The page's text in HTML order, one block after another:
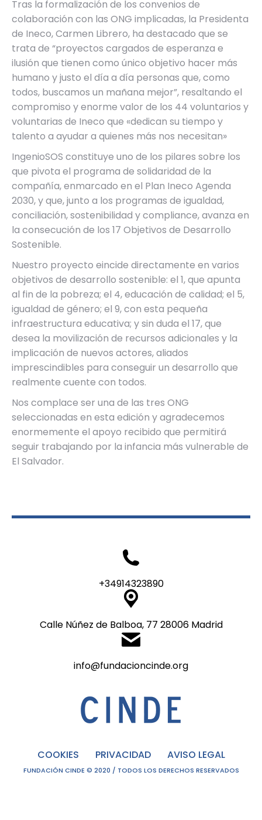
Tras la formalización de los convenios de
colaboración con las ONG implicadas, la Presidenta
de Ineco, Carmen Librero, ha destacado que se
trata de “proyectos cargados de esperanza e
ilusión que tienen como único objetivo hacer más
humano y justo el día a día personas que, como
todos, buscamos un mañana mejor”, resaltando el
compromiso y enorme valor de los 44 voluntarios y
voluntarias de Ineco que «dedican su tiempo y
talento a ayudar a quienes más nos necesitan»
IngenioSOS constituye uno de los pilares sobre los
que pivota el programa de solidaridad de la
compañía, enmarcado en el Plan Ineco Agenda
2030, y que, junto a los programas de igualdad,
conciliación, sostenibilidad y compliance, avanza en
la consecución de los 17 Objetivos de Desarrollo
Sostenible.
Nuestro proyecto eincide directamente en varios
objetivos de desarrollo sostenible: el 1, que apunta
al fin de la pobreza; el 4, educación de calidad; el 5,
igualdad de género; el 9, con esta pequeña
infraestructura educativa; y sin duda el 17, que
desea la movilización de recursos adicionales y la
implicación de nuevos actores, aliados
imprescindibles para conseguir un desarrollo que
realmente cuente con todos.
Nos complace ser una de las tres ONG
seleccionadas en esta edición y agradecemos
enormemente el apoyo recibido que permitirá
seguir trabajando por la infancia más vulnerable de
El Salvador.
+34914323890
Calle Núñez de Balboa, 77 28006 Madrid
info@fundacioncinde.org
COOKIES PRIVACIDAD AVISO LEGAL
FUNDACIÓN CINDE © 2020 / TODOS LOS DERECHOS RESERVADOS